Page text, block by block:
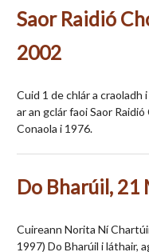
Saor Raidió
2002
Cuid 1 de chlár a craoladh
ar an gclár faoi Saor
Conaola i 1976.
Do Bharúil, 21
Cuireann Norita Ní
1997) Do Bharúil i láthair,